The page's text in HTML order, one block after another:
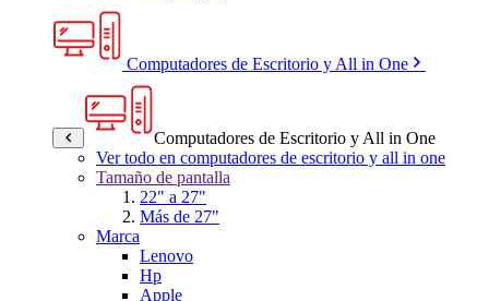
Computadores de Escritorio y All in One
Computadores de Escritorio y All in One
Ver todo en computadores de escritorio y all in one
Tamaño de pantalla
22" a 27"
Más de 27"
Marca
Lenovo
Hp
Apple